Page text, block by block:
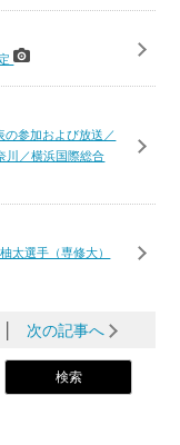
参加および放送／
／横浜国際総合
太選手（専修大）
次の記事へ